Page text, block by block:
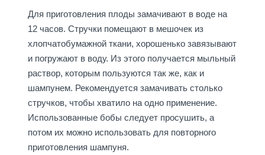
Для приготовления плоды замачивают в воде на
12 часов. Стручки помещают в мешочек из
хлопчатобумажной ткани, хорошенько завязывают
и погружают в воду. Из этого получается мыльный
раствор, которым пользуются так же, как и
шампунем. Рекомендуется замачивать столько
стручков, чтобы хватило на одно применение.
Использованные бобы следует просушить, а
потом их можно использовать для повторного
приготовления шампуня.